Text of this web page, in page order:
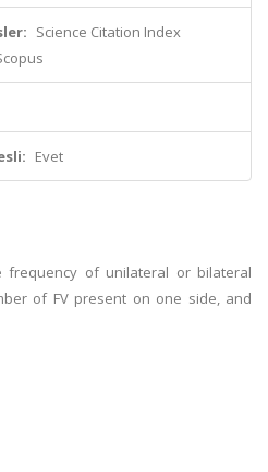
Science Citation Index
Evet
frequency of unilateral or bilateral
of FV present on one side, and